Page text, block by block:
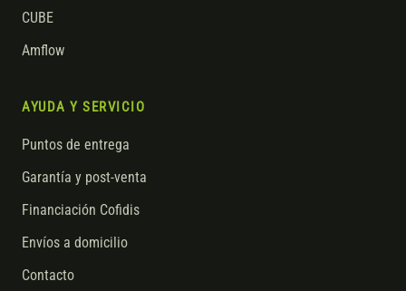
CUBE
Amflow
AYUDA Y SERVICIO
Puntos de entrega
Garantía y post-venta
Financiación Cofidis
Envíos a domicilio
Contacto